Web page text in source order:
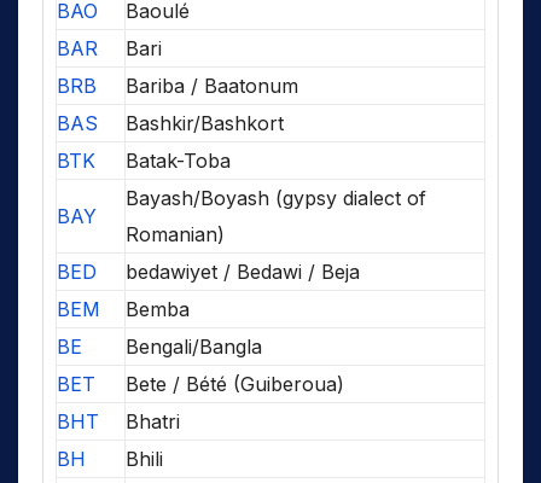
BAO
Baoulé
BAR
Bari
BRB
Bariba / Baatonum
BAS
Bashkir/Bashkort
BTK
Batak-Toba
BAY
Bayash/Boyash (gypsy dialect of
Romanian)
BED
bedawiyet / Bedawi / Beja
BEM
Bemba
BE
Bengali/Bangla
BET
Bete / Bété (Guiberoua)
BHT
Bhatri
BH
Bhili